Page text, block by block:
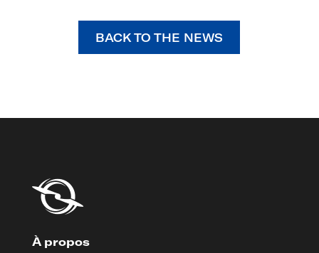
BACK TO THE NEWS
À propos